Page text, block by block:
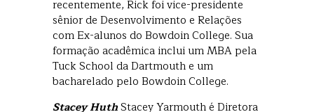
recentemente, Rick foi vice-presidente
sênior de Desenvolvimento e Relações
com Ex-alunos do Bowdoin College. Sua
formação acadêmica inclui um MBA pela
Tuck School da Dartmouth e um
bacharelado pelo Bowdoin College.
Stacey HuthStacey Yarmouth é Diretora